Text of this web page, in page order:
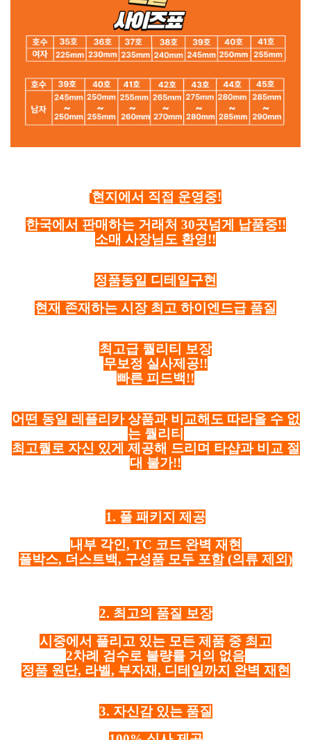
현지에서 직접 운영중!
한국에서 판매하는 거래처 30곳넘게 납품중!!
소매 사장님도 환영!!
정품동일 디테일구현
현재 존재하는 시장 최고 하이엔드급 품질
최고급 퀄리티 보장
무보정 실사제공!!
빠른 피드백!!
어떤 동일 레플리카 상품과 비교해도 따라올 수 없
는 퀄리티
최고퀄로 자신 있게 제공해 드리며 타샵과 비교 절
대 불가!!
1. 풀 패키지 제공
내부 각인, TC 코드 완벽 재현
풀박스, 더스트백, 구성품 모두 포함 (의류 제외)
2. 최고의 품질 보장
시중에서 풀리고 있는 모든 제품 중 최고
2차례 검수로 불량률 거의 없음
정품 원단, 라벨, 부자재, 디테일까지 완벽 재현
3. 자신감 있는 품질